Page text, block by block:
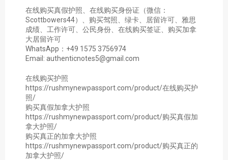
在线购买真假护照、在线购买身份证（微信：
Scottbowers44）、购买驾照、绿卡、居留许可、雅思
成绩、工作许可、公民身份、在线购买签证、购买加拿
大居留许可
WhatsApp：+49 1575 3756974
Email: authenticnotes5@gmail.com
在线购买护照
https://rushmynewpassport.com/product/在线购买护
照/
购买真假加拿大护照
https://rushmynewpassport.com/product/购买真假加
拿大护照/
购买真正的加拿大护照
https://rushmynewpassport.com/product/购买真正的
加拿大护照/